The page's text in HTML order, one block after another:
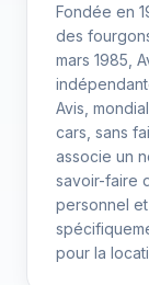
Fondée en
des
mars 1985,
Avis,
cars, sans
associe un
savoir-faire
personnel
pour la